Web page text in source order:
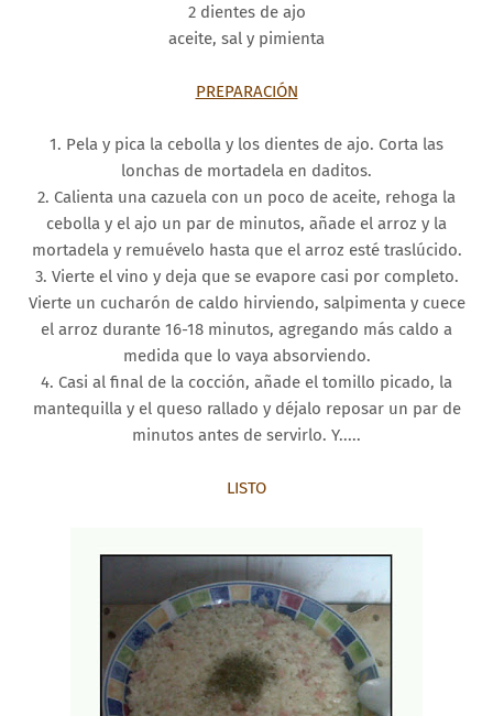
2 dientes de ajo
aceite, sal y pimienta
PREPARACIÓN
1. Pela y pica la cebolla y los dientes de ajo. Corta las
lonchas de mortadela en daditos.
2. Calienta una cazuela con un poco de aceite, rehoga la
cebolla y el ajo un par de minutos, añade el arroz y la
mortadela y remuévelo hasta que el arroz esté traslúcido.
3. Vierte el vino y deja que se evapore casi por completo.
Vierte un cucharón de caldo hirviendo, salpimenta y cuece
el arroz durante 16-18 minutos, agregando más caldo a
medida que lo vaya absorviendo.
4. Casi al final de la cocción, añade el tomillo picado, la
mantequilla y el queso rallado y déjalo reposar un par de
minutos antes de servirlo. Y.....
LISTO